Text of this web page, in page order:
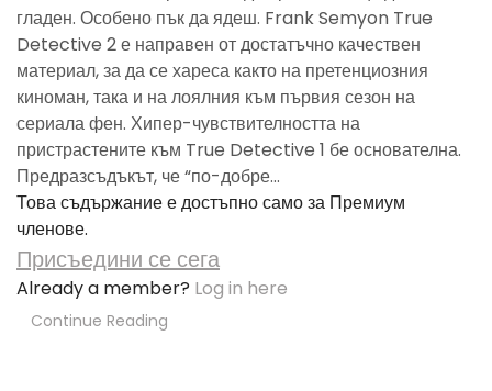
гладен. Особено пък да ядеш. Frank Semyon True
Detective 2 е направен от достатъчно качествен
материал, за да се хареса както на претенциозния
киноман, така и на лоялния към първия сезон на
сериала фен. Хипер-чувствителността на
пристрастените към True Detective 1 бе основателна.
Предразсъдъкът, че “по-добре...
Това съдържание е достъпно само за Премиум
членове.
Присъедини се сега
Already a member? Log in here
Continue Reading